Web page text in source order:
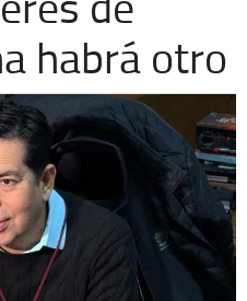
habrá otro